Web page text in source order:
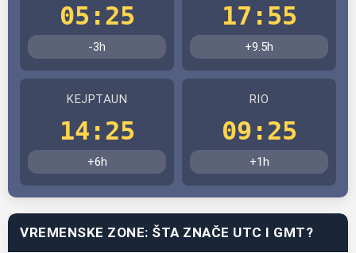
05:25
-3h
17:55
+9.5h
KEJPTAUN
14:25
+6h
RIO
09:25
+1h
VREMENSKE ZONE: ŠTA ZNAČE UTC I GMT?